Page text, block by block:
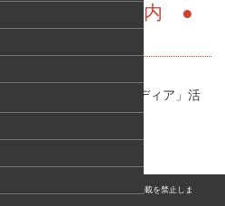
活用術講習会案内 ●
界での「ソーシャルメディア」活
盤品質協会に属します。無断転用・転載を禁止しま